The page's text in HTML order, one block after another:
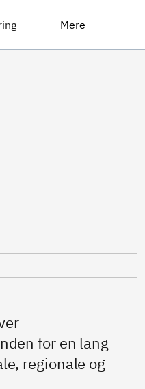
Mere
for en lang
regionale og